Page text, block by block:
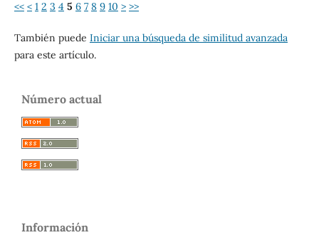
<< < 1 2 3 4 5 6 7 8 9 10 > >>
También puede Iniciar una búsqueda de similitud avanzada
para este artículo.
Número actual
Información